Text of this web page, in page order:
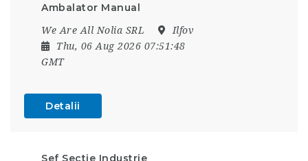
Ambalator Manual
We Are All Nolia SRL
Ilfov
Thu, 06 Aug 2026 07:51:48
GMT
Detalii
Sef Sectie Industrie